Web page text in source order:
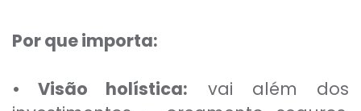
Por que importa:
• Visão holística: vai além dos